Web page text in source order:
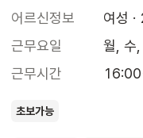
어르신정보
여성 ·
근무요일
월, 수
근무시간
초보가능